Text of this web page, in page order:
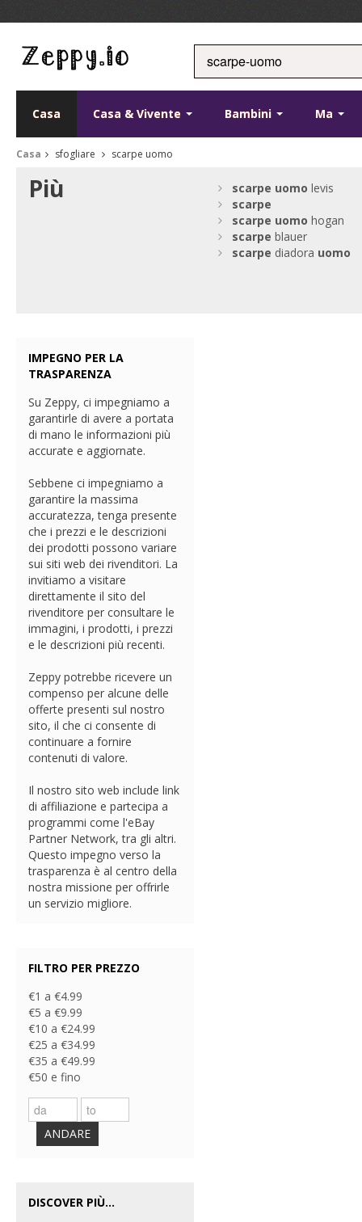
Casa Casa & Vivente Bambini Ma
Casa sfogliare scarpe uomo
Più scarpe uomo levis
scarpe
scarpe uomo hogan
scarpe blauer
scarpe diadora uomo
IMPEGNO PER LA
TRASPARENZA
Su Zeppy, ci impegniamo a
garantirle di avere a portata
di mano le informazioni più
accurate e aggiornate.
Sebbene ci impegniamo a
garantire la massima
accuratezza, tenga presente
che i prezzi e le descrizioni
dei prodotti possono variare
sui siti web dei rivenditori. La
invitiamo a visitare
direttamente il sito del
rivenditore per consultare le
immagini, i prodotti, i prezzi
e le descrizioni più recenti.
Zeppy potrebbe ricevere un
compenso per alcune delle
offerte presenti sul nostro
sito, il che ci consente di
continuare a fornire
contenuti di valore.
Il nostro sito web include link
di affiliazione e partecipa a
programmi come l'eBay
Partner Network, tra gli altri.
Questo impegno verso la
trasparenza è al centro della
nostra missione per offrirle
un servizio migliore.
FILTRO PER PREZZO
€1 a €4.99
€5 a €9.99
€10 a €24.99
€25 a €34.99
€35 a €49.99
€50 e fino
ANDARE
DISCOVER PIÙ...